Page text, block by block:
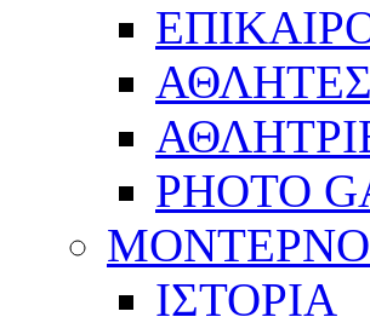
ΑΘΛΗΤΕΣ
PHOTO
ΙΣΤΟΡΙΑ